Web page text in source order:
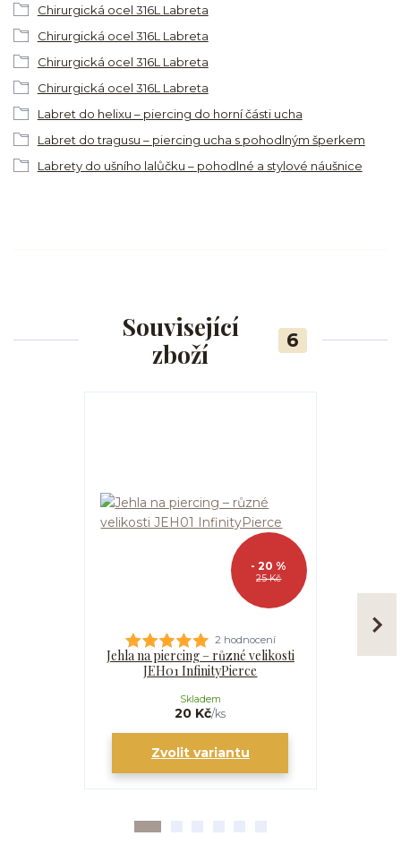
Chirurgická ocel 316L Labreta
Chirurgická ocel 316L Labreta
Chirurgická ocel 316L Labreta
Chirurgická ocel 316L Labreta
Labret do helixu – piercing do horní části ucha
Labret do tragusu – piercing ucha s pohodlným šperkem
Labrety do ušního lalůčku – pohodlné a stylové náušnice
Související
zboží
6
25 Kč
- 20 %
2 hodnocení
Jehla na piercing – různé velikosti
JEH01 InfinityPierce
20 Kč/ks
Skladem
Zvolit variantu